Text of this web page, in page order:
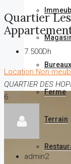
Bureaux
Ferme
Terrain
Quartier
7.500Dh
Location Non
QUARTIER DES
6
admin2